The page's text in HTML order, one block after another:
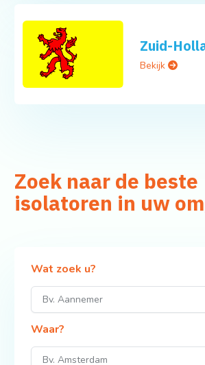
Zuid-
Bekijk
Zoek naar de beste
isolatoren in uw
Wat zoek u?
Waar?